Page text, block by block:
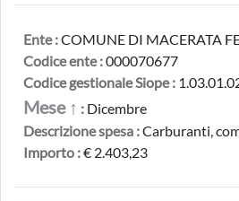
Ente :COMUNE DI MACERATA
Codice ente :000070677
Codice gestionale Siope :
Mese ↑ : Dicembre
Descrizione spesa :Carburanti,
Importo :€ 2.403,23